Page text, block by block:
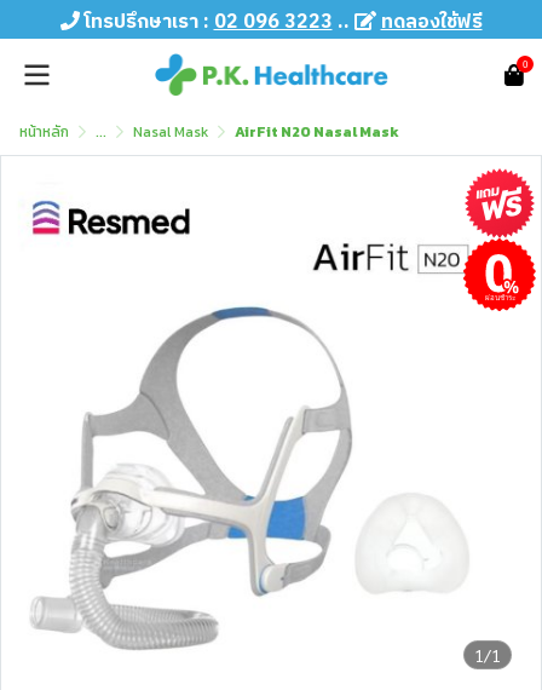
โทรปรึกษาเรา :02 096 3223.. ทดลองใช้ฟรี
0
หน้าหลัก ... Nasal Mask AirFit N20 Nasal Mask
1/1
ผ่อนชำระ